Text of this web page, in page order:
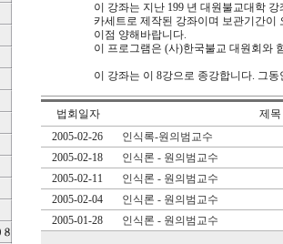
이 강좌는 지난 199 년 대원불교대학
카세트로 제작된 강좌이며 보관기간이
이점 양해바랍니다.
이 프로그램은 (사)한국불교 대원회와
이 강좌는 이 8강으로 종강합니다. 그
법회일자
제목
2005-02-26
인식록-원의범교수
2005-02-18
인식론 - 원의범교수
2005-02-11
인식론 - 원의범교수
2005-02-04
인식론 - 원의범교수
2005-01-28
인식론 - 원의범교수